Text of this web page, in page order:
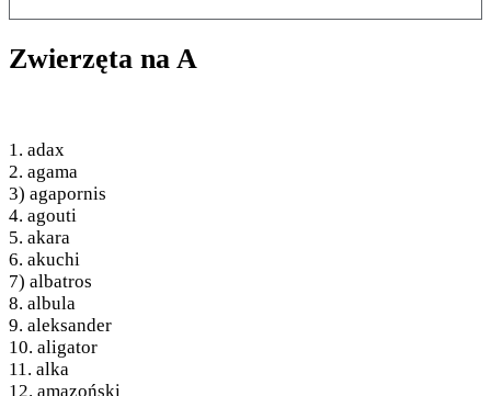
Zwierzęta na A
1. adax
2. agama
3) agapornis
4. agouti
5. akara
6. akuchi
7) albatros
8. albula
9. aleksander
10. aligator
11. alka
12. amazoński